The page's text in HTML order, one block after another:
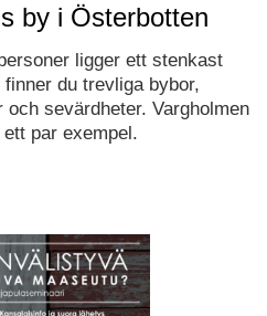
by i Österbotten
ligger ett stenkast
du trevliga bybor,
sevärdheter. Vargholmen
par exempel.